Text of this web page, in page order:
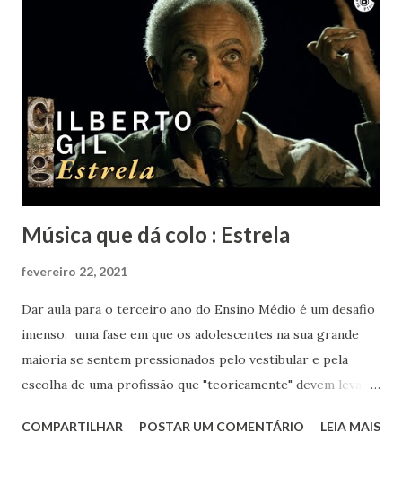
Música que dá colo : Estrela
fevereiro 22, 2021
Dar aula para o terceiro ano do Ensino Médio é um desafio
imenso: uma fase em que os adolescentes na sua grande
maioria se sentem pressionados pelo vestibular e pela
escolha de uma profissão que "teoricamente" devem levar
gostava muito de música, de livros, de escrever, de falar e
COMPARTILHAR POSTAR UM COMENTÁRIO LEIA MAIS